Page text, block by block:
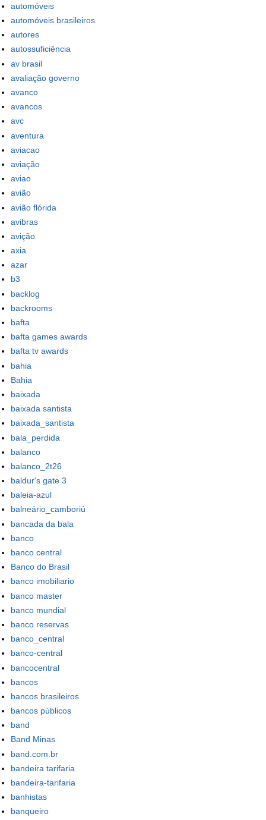
automóveis
automóveis brasileiros
autores
autossuficiência
av brasil
avaliação governo
avanco
avancos
avc
aventura
aviacao
aviação
aviao
avião
avião flórida
avibras
avição
axia
azar
b3
backlog
backrooms
bafta
bafta games awards
bafta tv awards
bahia
Bahia
baixada
baixada santista
baixada_santista
bala_perdida
balanco
balanco_2t26
baldur's gate 3
baleia-azul
balneário_camboriú
bancada da bala
banco
banco central
Banco do Brasil
banco imobiliario
banco master
banco mundial
banco reservas
banco_central
banco-central
bancocentral
bancos
bancos brasileiros
bancos públicos
band
Band Minas
band.com.br
bandeira tarifaria
bandeira-tarifaria
banhistas
banqueiro